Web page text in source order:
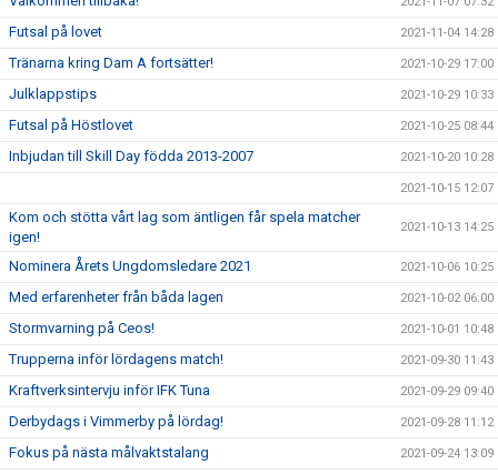
Futsal på lovet 2021-11-04 14:28
Tränarna kring Dam A fortsätter! 2021-10-29 17:00
Julklappstips 2021-10-29 10:33
Futsal på Höstlovet 2021-10-25 08:44
Inbjudan till Skill Day födda 2013-2007 2021-10-20 10:28
2021-10-15 12:07
Kom och stötta vårt lag som äntligen får spela matcher
igen!
2021-10-13 14:25
Nominera Årets Ungdomsledare 2021 2021-10-06 10:25
Med erfarenheter från båda lagen 2021-10-02 06:00
Stormvarning på Ceos! 2021-10-01 10:48
Trupperna inför lördagens match! 2021-09-30 11:43
Kraftverksintervju inför IFK Tuna 2021-09-29 09:40
Derbydags i Vimmerby på lördag! 2021-09-28 11:12
Fokus på nästa målvaktstalang 2021-09-24 13:09